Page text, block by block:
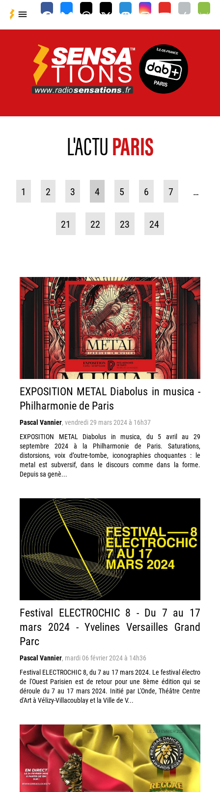

L'ACTUPARIS
1 2 3 4 5 6 7 …
21 22 23 24
EXPOSITION METAL Diabolus in musica -
Philharmonie de Paris
Pascal Vannier, vendredi 29 mars 2024 à 16h37
EXPOSITION METAL Diabolus in musica, du 5 avril au 29
septembre 2024 à la Philharmonie de Paris. Saturations,
distorsions, voix d’outre-tombe, iconographies choquantes : le
metal est subversif, dans le discours comme dans la forme.
Depuis sa genè...
Festival ELECTROCHIC 8 - Du 7 au 17
mars 2024 - Yvelines Versailles Grand
Parc
Pascal Vannier, mardi 06 février 2024 à 14h36
Festival ELECTROCHIC 8, du 7 au 17 mars 2024. Le festival électro
de l'Ouest Parisien est de retour pour une 8ème édition qui se
déroule du 7 au 17 mars 2024. Initié par L'Onde, Théâtre Centre
d'Art à Vélizy-Villacoublay et la Ville de V...